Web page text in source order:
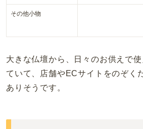
その他小物
大きな仏壇から、日々のお供えで
ていて、店舗やECサイトをのぞく
ありそうです。